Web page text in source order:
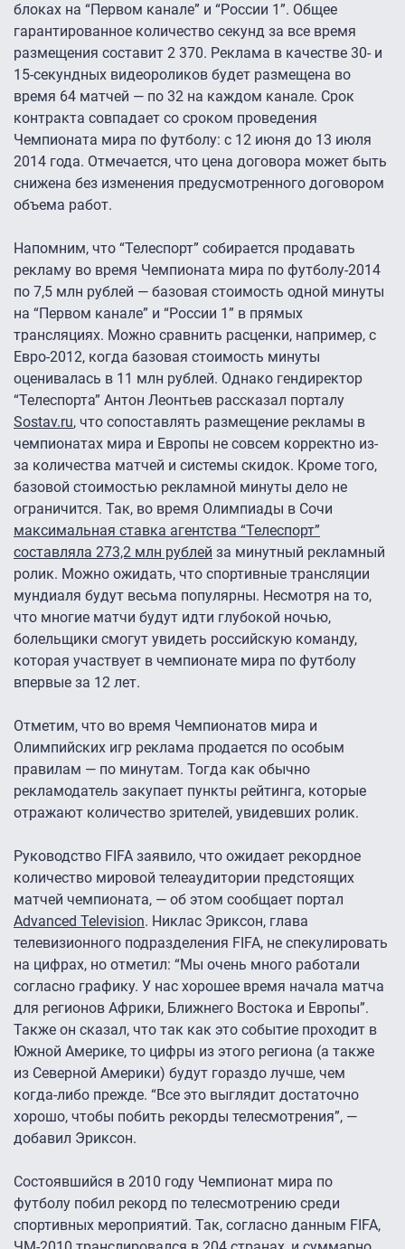
блоках на “Первом канале” и “России 1”. Общее
гарантированное количество секунд за все время
размещения составит 2 370. Реклама в качестве 30- и
15-секундных видеороликов будет размещена во
время 64 матчей — по 32 на каждом канале. Срок
контракта совпадает со сроком проведения
Чемпионата мира по футболу: с 12 июня до 13 июля
2014 года. Отмечается, что цена договора может быть
снижена без изменения предусмотренного договором
объема работ.
Напомним, что “Телеспорт” собирается продавать
рекламу во время Чемпионата мира по футболу-2014
по 7,5 млн рублей — базовая стоимость одной минуты
на “Первом канале” и “России 1” в прямых
трансляциях. Можно сравнить расценки, например, с
Евро-2012, когда базовая стоимость минуты
оценивалась в 11 млн рублей. Однако гендиректор
“Телеспорта” Антон Леонтьев рассказал порталу
Sostav.ru, что сопоставлять размещение рекламы в
чемпионатах мира и Европы не совсем корректно из-
за количества матчей и системы скидок. Кроме того,
базовой стоимостью рекламной минуты дело не
ограничится. Так, во время Олимпиады в Сочи
максимальная ставка агентства “Телеспорт”
составляла 273,2 млн рублей за минутный рекламный
ролик. Можно ожидать, что спортивные трансляции
мундиаля будут весьма популярны. Несмотря на то,
что многие матчи будут идти глубокой ночью,
болельщики смогут увидеть российскую команду,
которая участвует в чемпионате мира по футболу
впервые за 12 лет.
Отметим, что во время Чемпионатов мира и
Олимпийских игр реклама продается по особым
правилам — по минутам. Тогда как обычно
рекламодатель закупает пункты рейтинга, которые
отражают количество зрителей, увидевших ролик.
Руководство FIFA заявило, что ожидает рекордное
количество мировой телеаудитории предстоящих
матчей чемпионата, — об этом сообщает портал
Advanced Television. Никлас Эриксон, глава
телевизионного подразделения FIFA, не спекулировать
на цифрах, но отметил: “Мы очень много работали
согласно графику. У нас хорошее время начала матча
для регионов Африки, Ближнего Востока и Европы”.
Также он сказал, что так как это событие проходит в
Южной Америке, то цифры из этого региона (а также
из Северной Америки) будут гораздо лучше, чем
когда-либо прежде. “Все это выглядит достаточно
хорошо, чтобы побить рекорды телесмотрения”, —
добавил Эриксон.
Состоявшийся в 2010 году Чемпионат мира по
футболу побил рекорд по телесмотрению среди
спортивных мероприятий. Так, согласно данным FIFA,